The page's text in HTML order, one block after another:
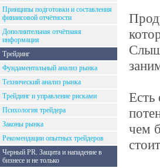
Принципы подготовки и составления
финансовой отчётности
Дополнительная отчётнаяя
информация
Трейдинг
Фундаментальный анализ рынка
Технический анализ рынка
Трейдинг и управление рисками
Психология трейдера
Законы рынка
Рекомендации опытных трейдеров
Черный PR. Защита и нападение в
бизнесе и не только
Есть
чем